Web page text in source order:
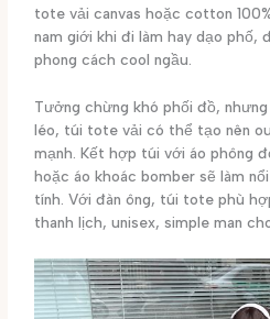
tote vải canvas hoặc cotton
nam giới khi đi làm hay dạo phố,
phong cách cool ngầu.
Tưởng chừng khó phối đồ,
léo, túi tote vải có thể tạo nên
mạnh. Kết hợp túi với áo phông
hoặc áo khoác bomber sẽ làm
tính. Với đàn ông, túi tote phù
thanh lịch, unisex, simple man